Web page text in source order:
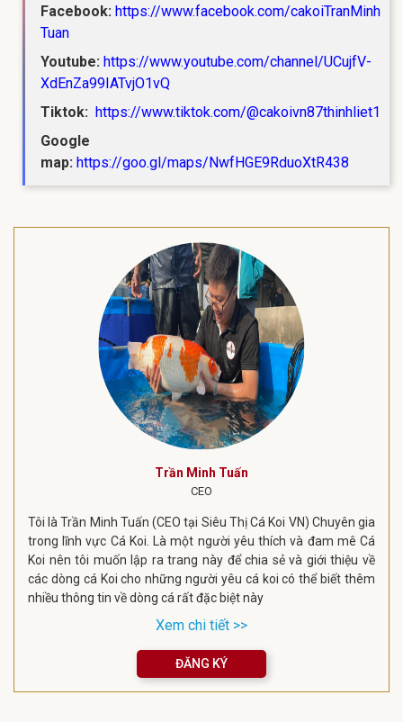
Facebook: https://www.facebook.com/cakoiTranMinh
Tuan
Youtube: https://www.youtube.com/channel/UCujfV-
XdEnZa99IATvjO1vQ
Tiktok: https://www.tiktok.com/@cakoivn87thinhliet1
Google
map: https://goo.gl/maps/NwfHGE9RduoXtR438
Trần Minh Tuấn
CEO
Tôi là Trần Minh Tuấn (CEO tại Siêu Thị Cá Koi VN) Chuyên gia
trong lĩnh vực Cá Koi. Là một người yêu thích và đam mê Cá
Koi nên tôi muốn lập ra trang này để chia sẻ và giới thiệu về
các dòng cá Koi cho những người yêu cá koi có thể biết thêm
nhiều thông tin về dòng cá rất đặc biệt này
Xem chi tiết >>
ĐĂNG KÝ